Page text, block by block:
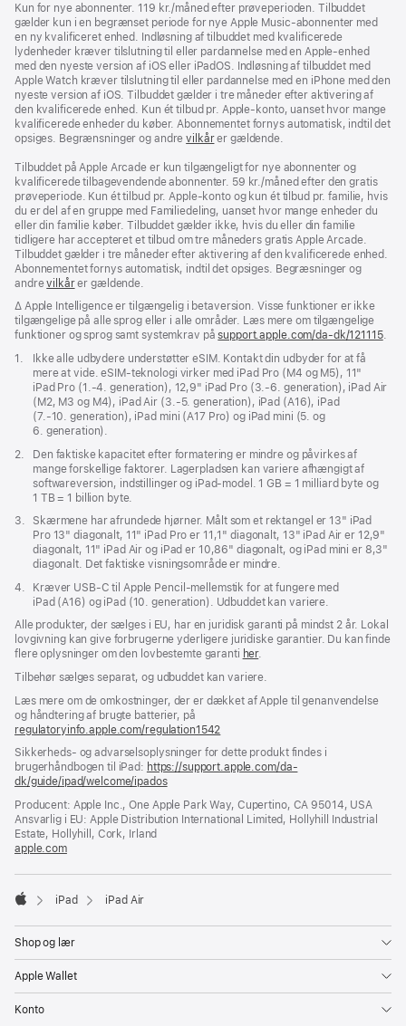
Kun for nye abonnenter. 119 kr./måned efter prøveperioden. Tilbuddet
gælder kun i en begrænset periode for nye Apple Music-abonnenter med
en ny kvalificeret enhed. Indløsning af tilbuddet med kvalificerede
lydenheder kræver tilslutning til eller pardannelse med en Apple-enhed
med den nyeste version af iOS eller iPadOS. Indløsning af tilbuddet med
Apple Watch kræver tilslutning til eller pardannelse med en iPhone med den
nyeste version af iOS. Tilbuddet gælder i tre måneder efter aktivering af
den kvalificerede enhed. Kun ét tilbud pr. Apple‑konto, uanset hvor mange
kvalificerede enheder du køber. Abonnementet fornys automatisk, indtil det
opsiges. Begrænsninger og andrevilkårer gældende.
Tilbuddet på Apple Arcade er kun tilgængeligt for nye abonnenter og
kvalificerede tilbagevendende abonnenter. 59 kr./måned efter den gratis
prøveperiode. Kun ét tilbud pr. Apple‑konto og kun ét tilbud pr. familie, hvis
du er del af en gruppe med Familiedeling, uanset hvor mange enheder du
eller din familie køber. Tilbuddet gælder ikke, hvis du eller din familie
tidligere har accepteret et tilbud om tre måneders gratis Apple Arcade.
Tilbuddet gælder i tre måneder efter aktivering af den kvalificerede enhed.
Abonnementet fornys automatisk, indtil det opsiges. Begræsninger og
andrevilkårer gældende.
Fodnote
∆ Apple Intelligence er tilgængelig i betaversion. Visse funktioner er ikke
tilgængelige på alle sprog eller i alle områder. Læs mere om tilgængelige
funktioner og sprog samt systemkrav påsupport.apple.com/da-dk/121115.
Fodnote
1.
Ikke alle udbydere understøtter eSIM. Kontakt din udbyder for at få
mere at vide. eSIM-teknologi virker med iPad Pro (M4 og M5), 11"
iPad Pro (1.‑4. generation), 12,9" iPad Pro (3.‑6. generation), iPad Air
(M2, M3 og M4), iPad Air (3.‑5. generation), iPad (A16), iPad
(7.‑10. generation), iPad mini (A17 Pro) og iPad mini (5. og
6. generation).
Fodnote
2.
Den faktiske kapacitet efter formatering er mindre og påvirkes af
mange forskellige faktorer. Lagerpladsen kan variere afhængigt af
softwareversion, indstillinger og iPad-model. 1 GB = 1 milliard byte og
1 TB = 1 billion byte.
Fodnote
3.
Skærmene har afrundede hjørner. Målt som et rektangel er 13" iPad
Pro 13" diagonalt, 11" iPad Pro er 11,1" diagonalt, 13" iPad Air er 12,9"
diagonalt, 11" iPad Air og iPad er 10,86" diagonalt, og iPad mini er 8,3"
diagonalt. Det faktiske visningsområde er mindre.
Fodnote
4.
Kræver USB‑C til Apple Pencil-mellemstik for at fungere med
iPad (A16) og iPad (10. generation). Udbuddet kan variere.
Alle produkter, der sælges i EU, har en juridisk garanti på mindst 2 år. Lokal
lovgivning kan give forbrugerne yderligere juridiske garantier. Du kan finde
flere oplysninger om den lovbestemte garanti her.
Tilbehør sælges separat, og udbuddet kan variere.
Læs mere om de omkostninger, der er dækket af Apple til genanvendelse
og håndtering af brugte batterier, på
regulatoryinfo.apple.com/regulation1542
et
nyt
Sikkerheds- og advarselsoplysninger for dette produkt findes i
brugerhåndbogen til iPad: https://support.apple.com/da-
dk/guide/ipad/welcome/ipados(åbner
et
nyt
Producent: Apple Inc., One Apple Park Way, Cupertino, CA 95014, USA
Ansvarlig i EU: Apple Distribution International Limited, Hollyhill Industrial
Estate, Hollyhill, Cork, Irland
apple.com(åbner
et
vindue)
iPad iPad Air
Shop og lær
Apple Wallet
Konto